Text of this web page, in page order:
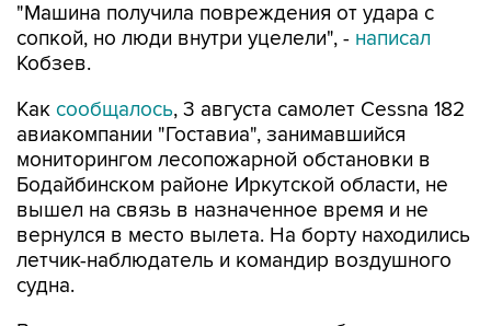
"Машина получила повреждения от удара с
сопкой, но люди внутри уцелели", - написал
Кобзев.
Как сообщалось, 3 августа самолет Cessna 182
авиакомпании "Гоставиа", занимавшийся
мониторингом лесопожарной обстановки в
Бодайбинском районе Иркутской области, не
вышел на связь в назначенное время и не
вернулся в место вылета. На борту находились
летчик-наблюдатель и командир воздушного
судна.